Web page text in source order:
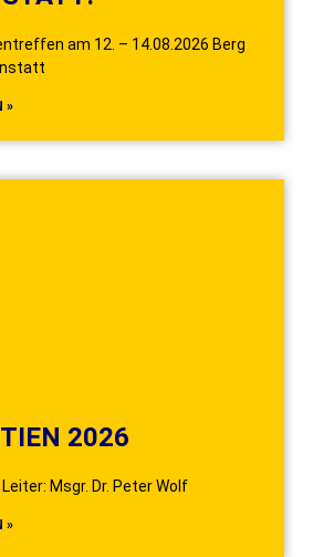
am 12. – 14.08.2026 Berg
»
2026
Msgr. Dr. Peter Wolf
»